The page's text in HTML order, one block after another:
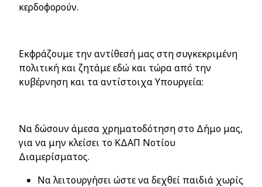
κερδοφορούν.
Εκφράζουμε την αντίθεσή μας στη συγκεκριμένη
πολιτική και ζητάμε εδώ και τώρα από την
κυβέρνηση και τα αντίστοιχα Υπουργεία:
Να δώσουν άμεσα χρηματοδότηση στο Δήμο μας,
για να μην κλείσει το ΚΔΑΠ Νοτίου
Διαμερίσματος.
Να λειτουργήσει ώστε να δεχθεί παιδιά χωρίς